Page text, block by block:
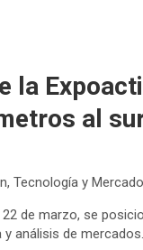
la
al
Tecnología y
de marzo, se
análisis de mercados.